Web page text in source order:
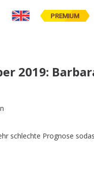
PREMIUM
2019:
schlechte Prognose